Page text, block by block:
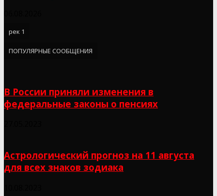
рек 1
ПОПУЛЯРНЫЕ СООБЩЕНИЯ
В России приняли изменения в
федеральные законы о пенсиях
Астрологический прогноз на 11 августа
для всех знаков зодиака